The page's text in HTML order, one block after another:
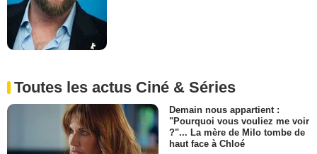
Toutes les actus Ciné & Séries
Demain nous appartient :
"Pourquoi vous vouliez me voir
?"... La mère de Milo tombe de
haut face à Chloé